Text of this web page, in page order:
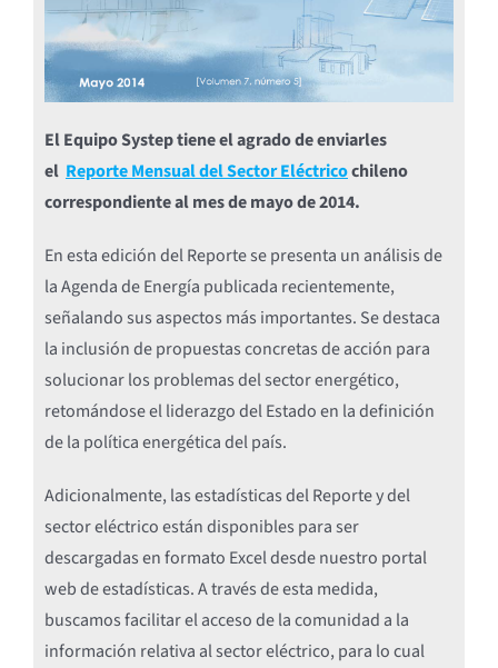
El Equipo Systep tiene el agrado de enviarles
el Reporte Mensual del Sector Eléctricochileno
correspondiente al mes de mayo de 2014.
En esta edición del Reporte se presenta un análisis de
la Agenda de Energía publicada recientemente,
señalando sus aspectos más importantes. Se destaca
la inclusión de propuestas concretas de acción para
solucionar los problemas del sector energético,
retomándose el liderazgo del Estado en la definición
de la política energética del país.
Adicionalmente, las estadísticas del Reporte y del
sector eléctrico están disponibles para ser
descargadas en formato Excel desde nuestro portal
web de estadísticas. A través de esta medida,
buscamos facilitar el acceso de la comunidad a la
información relativa al sector eléctrico, para lo cual